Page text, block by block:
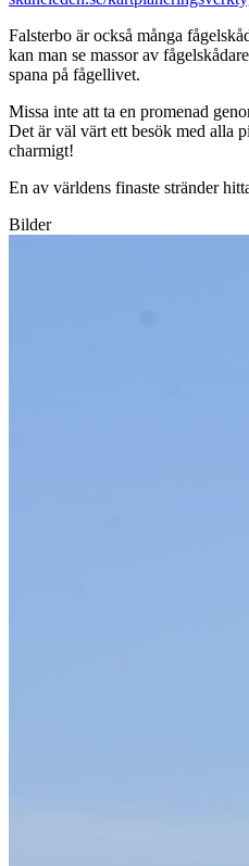
Falsterbo är också många
kan man se massor av
spana på fågellivet.
Missa inte att ta en promenad
Det är väl värt ett besök med alla
charmigt!
En av världens finaste stränder
Bilder